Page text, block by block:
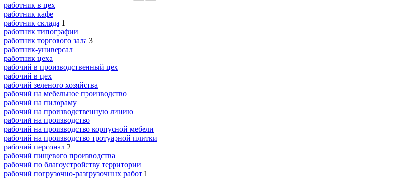
работник в цех
работник кафе
работник склада 1
работник типографии
работник торгового зала 3
работник-универсал
работник цеха
рабочий в производственный цех
рабочий в цех
рабочий зеленого хозяйства
рабочий на мебельное производство
рабочий на пилораму
рабочий на производственную линию
рабочий на производство
рабочий на производство корпусной мебели
рабочий на производство тротуарной плитки
рабочий персонал 2
рабочий пищевого производства
рабочий по благоустройству территории
рабочий погрузочно-разгрузочных работ 1